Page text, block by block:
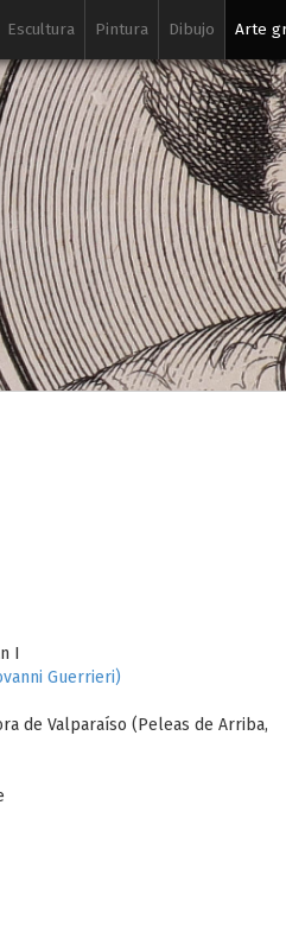
Escultura Pintura Dibujo Arte
I
Guerrieri)
de Valparaíso (Peleas de Arriba,